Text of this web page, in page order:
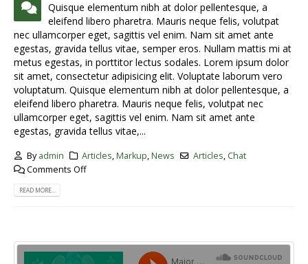
Quisque elementum nibh at dolor pellentesque, a
eleifend libero pharetra. Mauris neque felis, volutpat
nec ullamcorper eget, sagittis vel enim. Nam sit amet ante
egestas, gravida tellus vitae, semper eros. Nullam mattis mi at
metus egestas, in porttitor lectus sodales. Lorem ipsum dolor
sit amet, consectetur adipisicing elit. Voluptate laborum vero
voluptatum. Quisque elementum nibh at dolor pellentesque, a
eleifend libero pharetra. Mauris neque felis, volutpat nec
ullamcorper eget, sagittis vel enim. Nam sit amet ante
egestas, gravida tellus vitae,...
Byadmin Articles,Markup,News Articles, Chat
Comments Off
READ MORE...